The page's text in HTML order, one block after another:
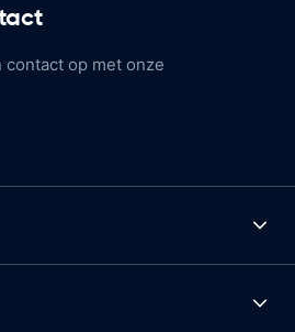
contact op met onze